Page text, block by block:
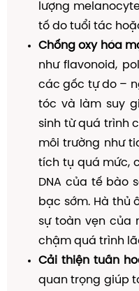
lượng
tố do tuổi tác
Chống oxy hóa
như flavonoid,
các gốc tự do –
tóc và làm suy
sinh từ quá trình
môi trường như
tích tụ quá mức,
DNA của tế bào
bạc sớm. Hà thủ
sự toàn vẹn của
chậm quá trình
Cải thiện tuần
quan trọng giúp